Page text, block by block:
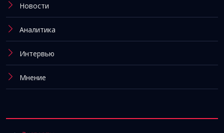
Новости
Аналитика
Интервью
Мнение